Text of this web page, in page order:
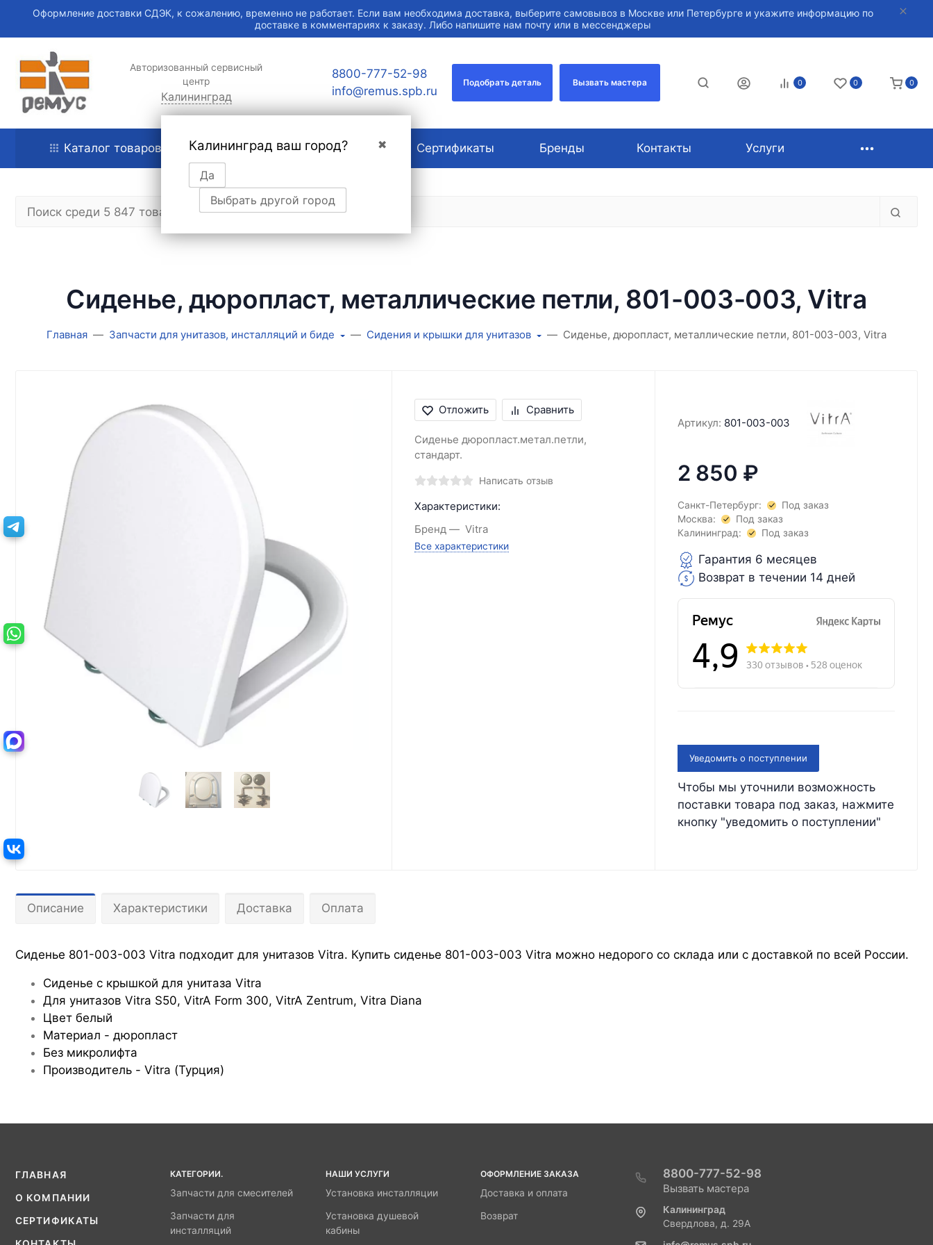
Оформление доставки СДЭК, к сожалению, временно не работает. Если вам необходима доставка, выберите самовывоз в Москве или Петербурге и укажите информацию по
доставке в комментариях к заказу. Либо напишите нам почту или в мессенджеры
Авторизованный сервисный
центр
Калининград
✖
Калининград ваш город?
Да
Выбрать другой город
8800-777-52-98
info@remus.spb.ru
Подобрать деталь Вызвать мастера 0 0 0
Каталог товаров Главная О компании Сертификаты Бренды Контакты Услуги
Сиденье, дюропласт, металлические петли, 801-003-003, Vitra
Главная Запчасти для унитазов, инсталляций и биде Сидения и крышки для унитазов Сиденье, дюропласт, металлические петли, 801-003-003, Vitra
Отложить Сравнить
Сиденье дюропласт.метал.петли,
стандарт.
Написать отзыв
Характеристики:
Бренд
Vitra
Все характеристики
Артикул: 801-003-003
2 850 ₽
Санкт-Петербург:
Под заказ
Москва:
Под заказ
Калининград:
Под заказ
Гарантия 6 месяцев
Возврат в течении 14 дней
Уведомить о поступлении
Чтобы мы уточнили возможность
поставки товара под заказ, нажмите
кнопку "уведомить о поступлении"
Описание Характеристики Доставка Оплата
Сиденье 801-003-003 Vitra подходит для унитазов Vitra. Купить сиденье 801-003-003 Vitra можно недорого со склада или с доставкой по всей России.
Cиденье с крышкой для унитаза Vitra
Для унитазов Vitra S50, VitrA Form 300, VitrA Zentrum, Vitra Diana
Цвет белый
Материал - дюропласт
Без микролифта
Производитель - Vitra (Турция)
ГЛАВНАЯ
О КОМПАНИИ
СЕРТИФИКАТЫ
КАТЕГОРИИ.
Запчасти для смесителей
Запчасти для
инсталляций
НАШИ УСЛУГИ
Установка инсталляции
Установка душевой
кабины
ОФОРМЛЕНИЕ ЗАКАЗА
Доставка и оплата
Возврат
8800-777-52-98
Вызвать мастера
Калининград
Свердлова, д. 29А